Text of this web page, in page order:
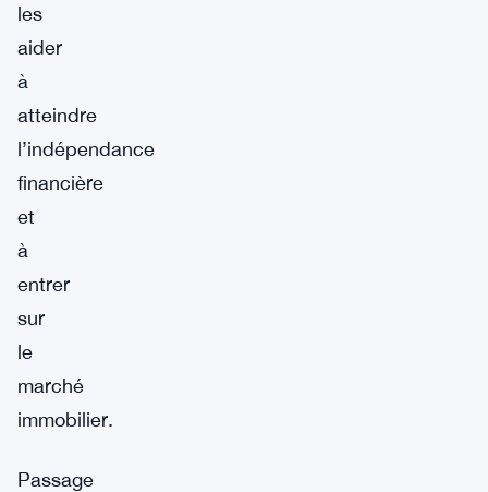
les
aider
à
atteindre
l’indépendance
financière
et
à
entrer
sur
le
marché
immobilier.
Passage